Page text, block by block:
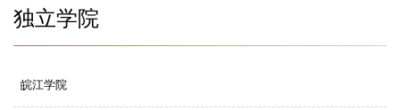
独立学院
皖江学院